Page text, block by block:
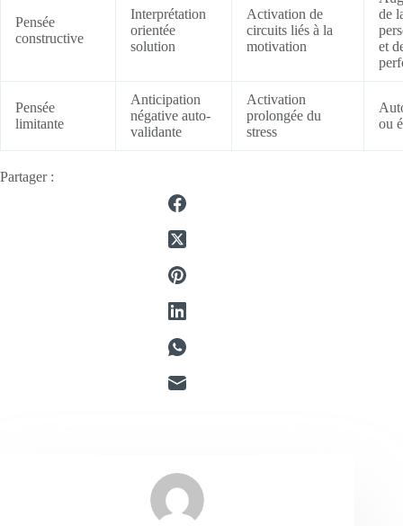
Pensée
constructive
Interprétation
orientée
solution
Activation de
circuits liés à la
motivation
de
et
Pensée
limitante
Anticipation
négative auto-
validante
Activation
prolongée du
stress
ou
Partager :